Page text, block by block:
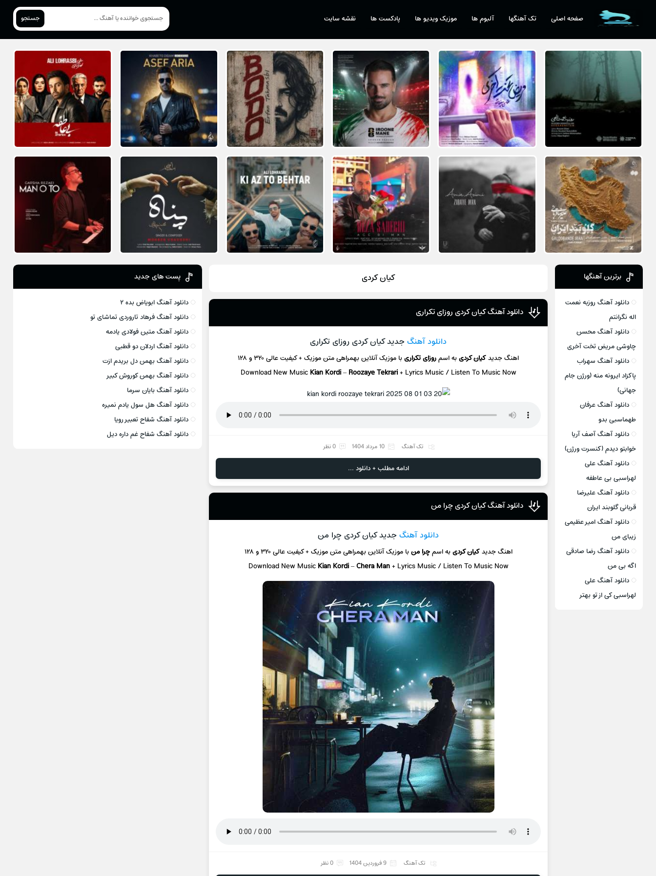
صفحه اصلی تک آهنگها آلبوم ها موزیک ویدیو ها پادکست ها نقشه سایت جستجو
کیان کردی
دانلود آهنگ کیان کردی روزای تکراری
دانلود آهنگجدید کیان کردی روزای تکراری
اهنگ جدیدکیان کردیبه اسمروزای تکراریبا موزیک آنلاینبهمراهی متن موزیک + کیفیت عالی ۳۲۰ و ۱۲۸
Download New Music Kian Kordi–Roozaye Tekrari+ Lyrics Music / Listen To Music Now
تک آهنگ 10 مرداد 1404 0 نظر
ادامه مطلب + دانلود ...
دانلود آهنگ کیان کردی چرا من
دانلود آهنگجدید کیان کردی چرا من
اهنگ جدیدکیان کردیبه اسمچرا منبا موزیک آنلاینبهمراهی متن موزیک + کیفیت عالی ۳۲۰ و ۱۲۸
Download New Music Kian Kordi–Chera Man+ Lyrics Music / Listen To Music Now
تک آهنگ 9 فروردین 1404 0 نظر
برترین آهنگها
دانلود آهنگ روزبه نعمت
اله نگرانتم
دانلود آهنگ محسن
چاوشی مریض تخت آخری
دانلود آهنگ سهراب
پاکزاد ایرونه منه (ورژن جام
جهانی)
دانلود آهنگ عرفان
طهماسبی بدو
دانلود آهنگ آصف آریا
خوابتو دیدم (کنسرت ورژن)
دانلود آهنگ علی
لهراسبی بی عاطفه
دانلود آهنگ علیرضا
قربانی گلوبند ایران
دانلود آهنگ امیر عظیمی
زیبای من
دانلود آهنگ رضا صادقی
اگه بی من
دانلود آهنگ علی
لهراسبی کی از تو ‌بهتر
پست های جدید
دانلود آهنگ ابویاض بده ۲
دانلود آهنگ فرهاد تاروردی تماشای تو
دانلود آهنگ متین فولادی یادمه
دانلود آهنگ اردلان دو قطبی
دانلود آهنگ بهمن دل بریدم ازت
دانلود آهنگ بهمن کوروش کبیر
دانلود آهنگ بایان سرما
دانلود آهنگ هل سول یادم نمیره
دانلود آهنگ شفاح تعبیر رویا
دانلود آهنگ شفاح غم داره دیل